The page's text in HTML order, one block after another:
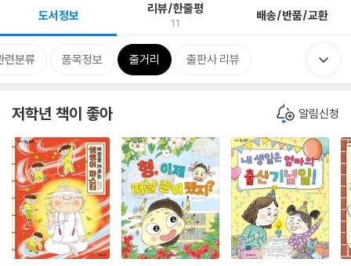
도서정보 리뷰/한줄평
11 배송/반품/교환
련분류 품목정보 줄거리 출판사 리뷰
저학년 책이 좋아 알림신청